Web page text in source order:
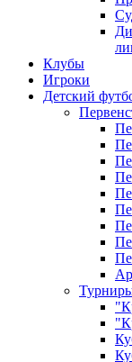
Клубы
Игроки
Детский